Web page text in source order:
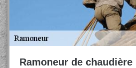
Ramoneur de chaudière